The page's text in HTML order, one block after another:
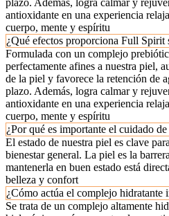
antioxidante en una experiencia
cuerpo, mente y espíritu
¿Qué efectos proporciona Full Spirit
Formulada con un complejo
perfectamente afines a nuestra piel,
de la piel y favorece la retención de
plazo. Además, logra calmar y
antioxidante en una experiencia
cuerpo, mente y espíritu
¿Por qué es importante el cuidado
El estado de nuestra piel es clave
bienestar general. La piel es la
mantenerla en buen estado está
belleza y confort
¿Cómo actúa el complejo hidratante
Se trata de un complejo altamente